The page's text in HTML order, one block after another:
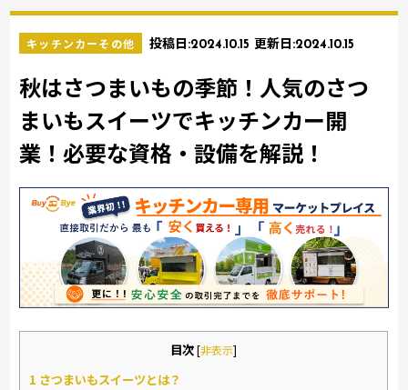
キッチンカーその他 投稿日:2024.10.15 更新日:2024.10.15
秋はさつまいもの季節！人気のさつ
まいもスイーツでキッチンカー開
業！必要な資格・設備を解説！
目次[非表示]
1 さつまいもスイーツとは？